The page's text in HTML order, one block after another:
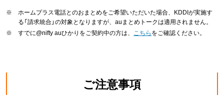
※
ホームプラス電話とのおまとめをご希望いただいた場合、KDDIが実施す
る「請求統合」の対象となりますが、auまとめトークは適用されません。
※
すでに@nifty auひかりをご契約中の方は、 こちらをご確認ください。
ご注意事項